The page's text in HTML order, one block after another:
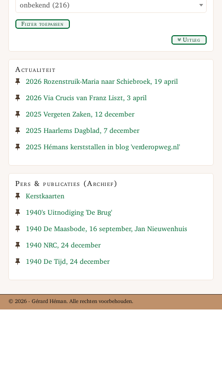
onbekend (216)
Filter toepassen
Uitleg
Actualiteit
2026 Rozenstruik-Maria naar Schiebroek, 19 april
2026 Via Crucis van Franz Liszt, 3 april
2025 Vergeten Zaken, 12 december
2025 Haarlems Dagblad, 7 december
2025 Hémans kerststallen in blog 'verderopweg.nl'
Pers & publicaties (Archief)
Kerstkaarten
1940's Uitnodiging 'De Brug'
1940 De Maasbode, 16 september, Jan Nieuwenhuis
1940 NRC, 24 december
1940 De Tijd, 24 december
© 2026 - Gérard Héman. Alle rechten voorbehouden.